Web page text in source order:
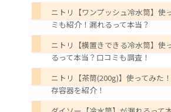
ニトリ【ワンプッシュ冷水筒】使
ミも紹介！漏れるって本当？
ニトリ【横置きできる冷水筒】使
るって本当？口コミも調査！
ニトリ【茶筒(200g)】使ってみた
存容器を紹介！